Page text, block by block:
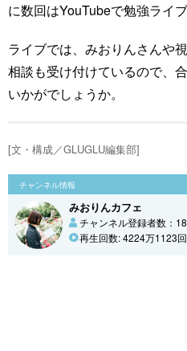
に数回はYouTubeで勉強ライブ
ライブでは、みおりんさんや
相談も受け付けているので、
いかがでしょうか。
[文・構成／GLUGLU編集部]
チャンネル情報
みおりんカフェ
チャンネル登録者数：
再生回数: 4224万1123回